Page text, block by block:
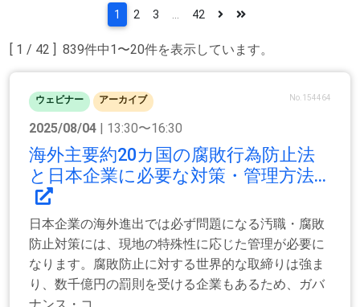
[ 1 / 42 ] 839件中1〜20件を表示しています。
1 2 3 42
ウェビナー アーカイブ No.154464
2025/08/04 | 13:30〜16:30
海外主要約20カ国の腐敗行為防止法
と日本企業に必要な対策・管理方法...
日本企業の海外進出では必ず問題になる汚職・腐敗
防止対策には、現地の特殊性に応じた管理が必要に
なります。腐敗防止に対する世界的な取締りは強ま
り、数千億円の罰則を受ける企業もあるため、ガバ